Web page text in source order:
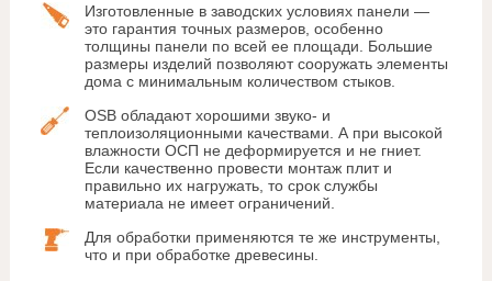
Изготовленные в заводских условиях панели —
это гарантия точных размеров, особенно
толщины панели по всей ее площади. Большие
размеры изделий позволяют сооружать элементы
дома с минимальным количеством стыков.
OSB обладают хорошими звуко- и
теплоизоляционными качествами. А при высокой
влажности ОСП не деформируется и не гниет.
Если качественно провести монтаж плит и
правильно их нагружать, то срок службы
материала не имеет ограничений.
Для обработки применяются те же инструменты,
что и при обработке древесины.